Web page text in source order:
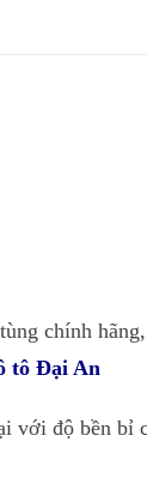
chính
tô Đại An
với độ bền bỉ